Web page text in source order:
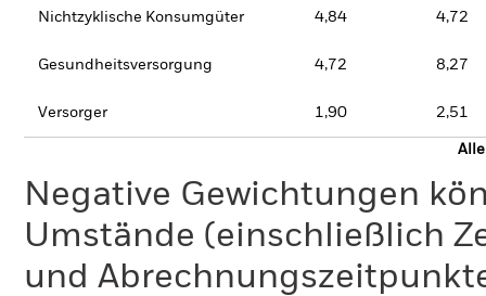
Nichtzyklische Konsumgüter 4,84 4,72
Gesundheitsversorgung 4,72 8,27
Versorger 1,90 2,51
Negative Gewichtungen
Umstände (einschließlich
und